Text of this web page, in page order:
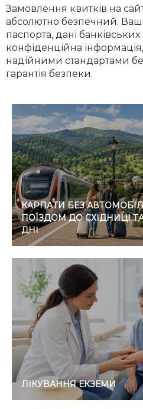
Замовлення квитків на
абсолютно безпечний.
паспорта, дані банківських
конфіденційна
надійними стандартами
гарантія безпеки.
КАРПАТИ БЕЗ
ПОЇЗДОМ ДО СХІДНИЦІ
ДНІ
ЛІКУВАННЯ ЕКЗЕМИ